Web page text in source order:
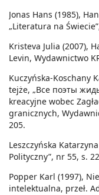
Jonas Hans (1985),
„Literatura na
Kristeva Julia (2007),
Levin, Wydawnictwo
Kuczyńska-Koschany
tejże, „Все поэты
kreacyjne wobec
granicznych,
205.
Leszczyńska
Polityczny”, nr 55, s.
Popper Karl (1997),
intelektualna, przeł.